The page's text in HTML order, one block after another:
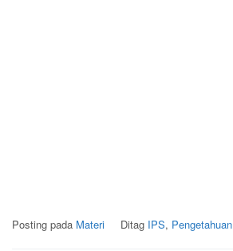
Posting pada Materi Ditag IPS, Pengetahuan